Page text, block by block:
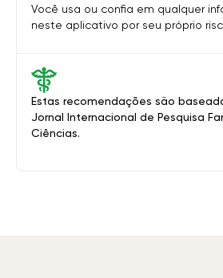
Estas recomendações são
Jornal Internacional de Pesquisa
Ciências.
Você usa ou confia em qualquer
neste aplicativo por seu próprio